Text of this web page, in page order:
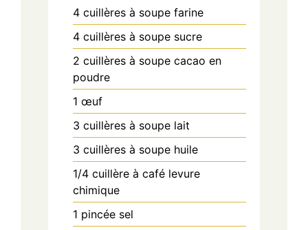
4 cuillères à soupe farine
4 cuillères à soupe sucre
2 cuillères à soupe cacao en
poudre
1 œuf
3 cuillères à soupe lait
3 cuillères à soupe huile
1/4 cuillère à café levure
chimique
1 pincée sel